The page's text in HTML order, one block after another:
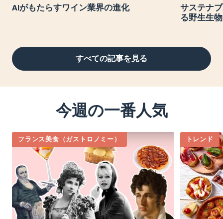
AIがもたらすワイン業界の進化
サステナ
る野生生物
すべての記事を見る
今週の一番人気
フランス美食（ガストロノミー） トレンド